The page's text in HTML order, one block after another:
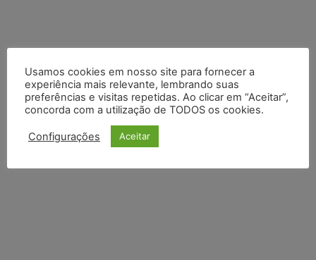
Usamos cookies em nosso site para fornecer a
experiência mais relevante, lembrando suas
preferências e visitas repetidas. Ao clicar em “Aceitar”,
concorda com a utilização de TODOS os cookies.
Configurações Aceitar